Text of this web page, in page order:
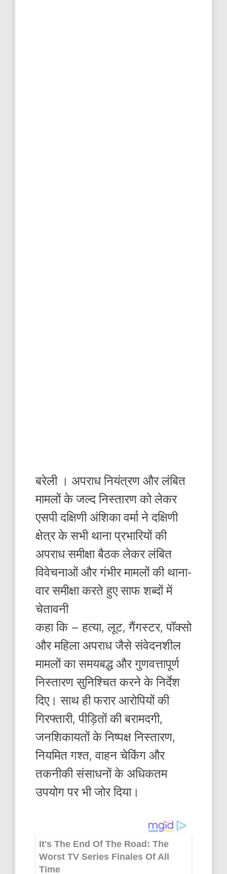
बरेली । अपराध नियंत्रण और लंबित
मामलों के जल्द निस्तारण को लेकर
एसपी दक्षिणी अंशिका वर्मा ने दक्षिणी
क्षेत्र के सभी थाना प्रभारियों की
अपराध समीक्षा बैठक लेकर लंबित
विवेचनाओं और गंभीर मामलों की थाना-
वार समीक्षा करते हुए साफ शब्दों में
चेतावनी
कहा कि – हत्या, लूट, गैंगस्टर, पॉक्सो
और महिला अपराध जैसे संवेदनशील
मामलों का समयबद्ध और गुणवत्तापूर्ण
निस्तारण सुनिश्चित करने के निर्देश
दिए। साथ ही फरार आरोपियों की
गिरफ्तारी, पीड़ितों की बरामदगी,
जनशिकायतों के निष्पक्ष निस्तारण,
नियमित गश्त, वाहन चेकिंग और
तकनीकी संसाधनों के अधिकतम
उपयोग पर भी जोर दिया।